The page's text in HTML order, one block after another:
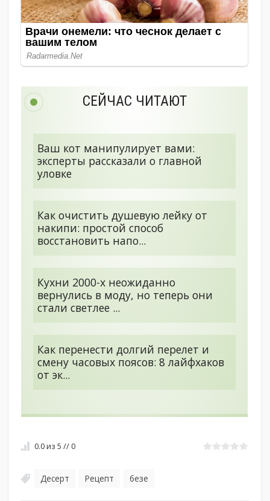
СЕЙЧАС ЧИТАЮТ
Ваш кот манипулирует вами:
эксперты рассказали о главной
уловке
Как очистить душевую лейку от
накипи: простой способ
восстановить напо...
Кухни 2000-х неожиданно
вернулись в моду, но теперь они
стали светлее ...
Как перенести долгий перелет и
смену часовых поясов: 8 лайфхаков
от эк...
0.0из5 // 0
Десерт Рецепт безе